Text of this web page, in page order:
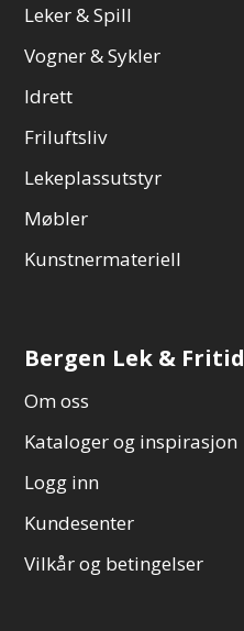
Leker & Spill
Vogner & Sykler
Idrett
Friluftsliv
Lekeplassutstyr
Møbler
Kunstnermateriell
Bergen Lek & Fritid
Om oss
Kataloger og inspirasjon
Logg inn
Kundesenter
Vilkår og betingelser